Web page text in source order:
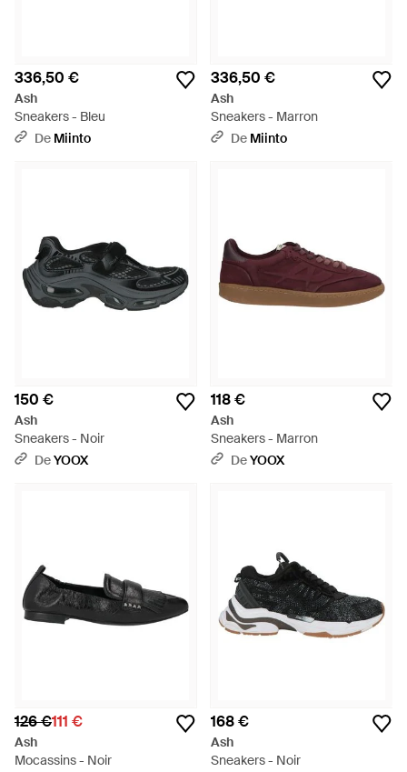
336,50 €
Ash
Sneakers - Bleu
De Miinto
336,50 €
Ash
Sneakers - Marron
De Miinto
150 €
Ash
Sneakers - Noir
DeYOOX
118 €
Ash
Sneakers - Marron
DeYOOX
126 €111 €
Ash
Mocassins - Noir
168 €
Ash
Sneakers - Noir